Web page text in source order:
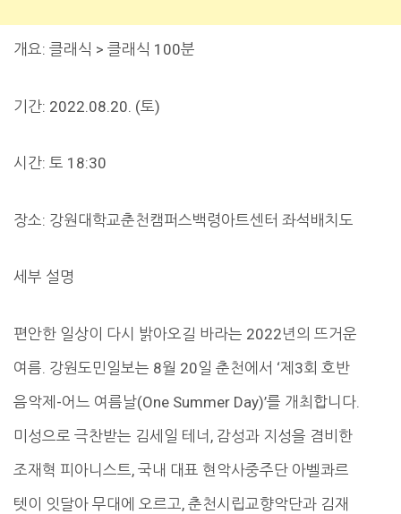
개요: 클래식 > 클래식 100분
기간: 2022.08.20. (토)
시간: 토 18:30
장소: 강원대학교춘천캠퍼스백령아트센터 좌석배치도
세부 설명
편안한 일상이 다시 밝아오길 바라는 2022년의 뜨거운
여름. 강원도민일보는 8월 20일 춘천에서 ‘제3회 호반
음악제-어느 여름날(One Summer Day)’를 개최합니다.
미성으로 극찬받는 김세일 테너, 감성과 지성을 겸비한
조재혁 피아니스트, 국내 대표 현악사중주단 아벨콰르
텟이 잇달아 무대에 오르고, 춘천시립교향악단과 김재